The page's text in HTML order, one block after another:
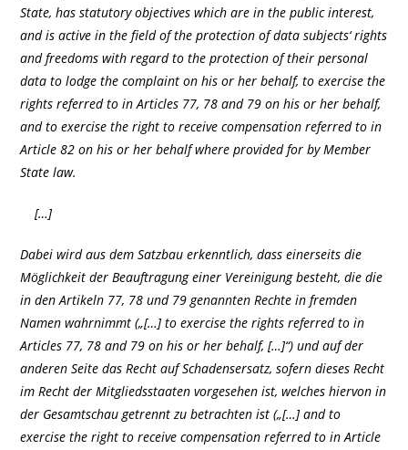
State, has statutory objectives which are in the public interest,
and is active in the field of the protection of data subjects‘ rights
and freedoms with regard to the protection of their personal
data to lodge the complaint on his or her behalf, to exercise the
rights referred to in Articles 77, 78 and 79 on his or her behalf,
and to exercise the right to receive compensation referred to in
Article 82 on his or her behalf where provided for by Member
State law.
[…]
Dabei wird aus dem Satzbau erkenntlich, dass einerseits die
Möglichkeit der Beauftragung einer Vereinigung besteht, die die
in den Artikeln 77, 78 und 79 genannten Rechte in fremden
Namen wahrnimmt („[…] to exercise the rights referred to in
Articles 77, 78 and 79 on his or her behalf, […]“) und auf der
anderen Seite das Recht auf Schadensersatz, sofern dieses Recht
im Recht der Mitgliedsstaaten vorgesehen ist, welches hiervon in
der Gesamtschau getrennt zu betrachten ist („[…] and to
exercise the right to receive compensation referred to in Article